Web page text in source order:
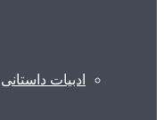
ادبیات داستانی